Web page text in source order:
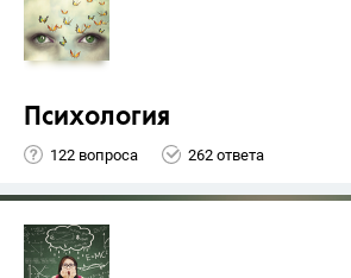
Психология
122 вопроса 262 ответа